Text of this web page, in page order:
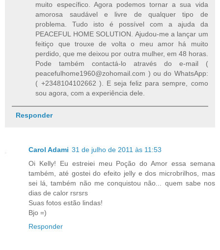
muito específico. Agora podemos tornar a sua vida
amorosa saudável e livre de qualquer tipo de
problema. Tudo isto é possível com a ajuda da
PEACEFUL HOME SOLUTION. Ajudou-me a lançar um
feitiço que trouxe de volta o meu amor há muito
perdido, que me deixou por outra mulher, em 48 horas.
Pode também contactá-lo através do e-mail (
peacefulhome1960@zohomail.com ) ou do WhatsApp:
( +2348104102662 ). E seja feliz para sempre, como
sou agora, com a experiência dele.
Responder
Carol Adami 31 de julho de 2011 às 11:53
Oi Kelly! Eu estreiei meu Poção do Amor essa semana
também, até gostei do efeito jelly e dos microbrilhos, mas
sei lá, também não me conquistou não... quem sabe nos
dias de calor rsrsrs
Suas fotos estão lindas!
Bjo =)
Responder